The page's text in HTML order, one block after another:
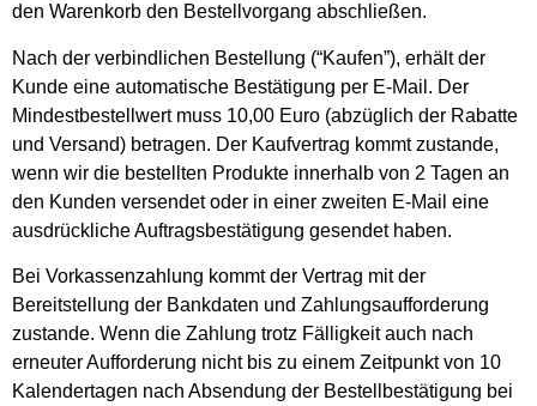
den Warenkorb den Bestellvorgang abschließen.
Nach der verbindlichen Bestellung (“Kaufen”), erhält der
Kunde eine automatische Bestätigung per E-Mail. Der
Mindestbestellwert muss 10,00 Euro (abzüglich der Rabatte
und Versand) betragen. Der Kaufvertrag kommt zustande,
wenn wir die bestellten Produkte innerhalb von 2 Tagen an
den Kunden versendet oder in einer zweiten E-Mail eine
ausdrückliche Auftragsbestätigung gesendet haben.
Bei Vorkassenzahlung kommt der Vertrag mit der
Bereitstellung der Bankdaten und Zahlungsaufforderung
zustande. Wenn die Zahlung trotz Fälligkeit auch nach
erneuter Aufforderung nicht bis zu einem Zeitpunkt von 10
Kalendertagen nach Absendung der Bestellbestätigung bei